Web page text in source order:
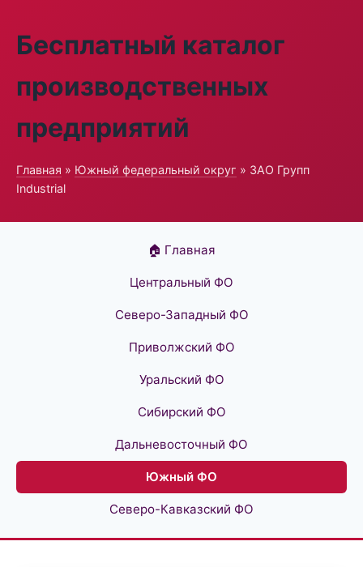
Бесплатный каталог
производственных
предприятий
Главная » Южный федеральный округ » ЗАО Групп
Industrial
🏠 Главная
Центральный ФО
Северо-Западный ФО
Приволжский ФО
Уральский ФО
Сибирский ФО
Дальневосточный ФО
Южный ФО
Северо-Кавказский ФО